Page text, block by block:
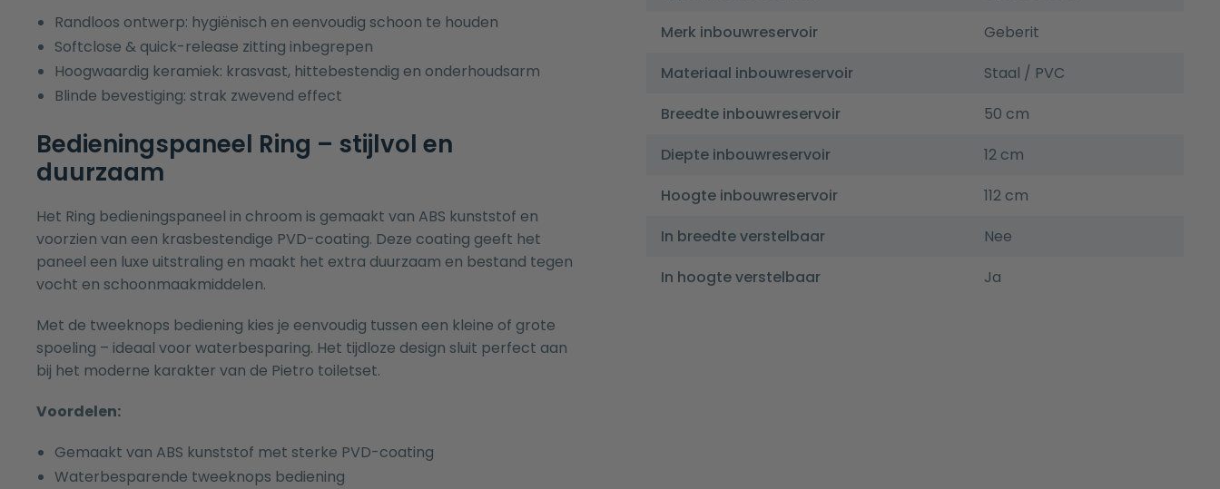
Randloos ontwerp: hygiënisch en eenvoudig schoon te houden
Softclose & quick-release zitting inbegrepen
Hoogwaardig keramiek: krasvast, hittebestendig en onderhoudsarm
Blinde bevestiging: strak zwevend effect
Bedieningspaneel Ring – stijlvol en
duurzaam
Het Ring bedieningspaneel in chroom is gemaakt van ABS kunststof en
voorzien van een krasbestendige PVD-coating. Deze coating geeft het
paneel een luxe uitstraling en maakt het extra duurzaam en bestand tegen
vocht en schoonmaakmiddelen.
Met de tweeknops bediening kies je eenvoudig tussen een kleine of grote
spoeling – ideaal voor waterbesparing. Het tijdloze design sluit perfect aan
bij het moderne karakter van de Pietro toiletset.
Voordelen:
Gemaakt van ABS kunststof met sterke PVD-coating
Waterbesparende tweeknops bediening
Merk inbouwreservoir
Geberit
Materiaal inbouwreservoir
Staal / PVC
Breedte inbouwreservoir
50 cm
Diepte inbouwreservoir
12 cm
Hoogte inbouwreservoir
112 cm
In breedte verstelbaar
Nee
In hoogte verstelbaar
Ja